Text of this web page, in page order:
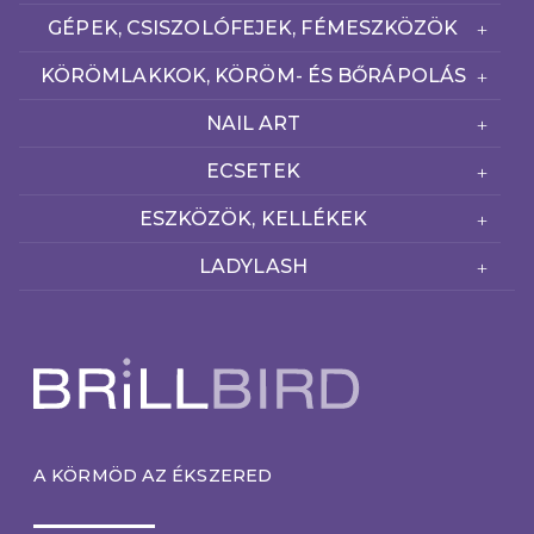
GÉPEK, CSISZOLÓFEJEK, FÉMESZKÖZÖK
KÖRÖMLAKKOK, KÖRÖM- ÉS BŐRÁPOLÁS
NAIL ART
ECSETEK
ESZKÖZÖK, KELLÉKEK
LADYLASH
A KÖRMÖD AZ ÉKSZERED